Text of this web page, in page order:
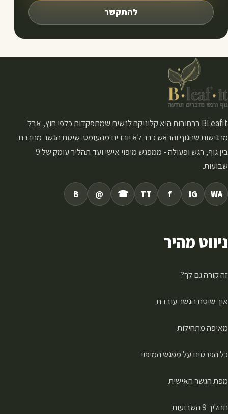
להתקשר
BLeafIt ברחובות היא קליניקה לנשים שמתפקדות כלפי חוץ, אבל
מרגישות שהגוף והראש כבר לא יורדים מהעומס. שיטת הגשר מחברת
בין גוף, רגש ופעולה - ממפגש מיפוי אישי ועד תהליך עומק של 9
שבועות.
WA
IG
f
TT
☎
@
B
ניווט מהיר
זה קורה גם לך?
איך שיטת הגשר עובדת
מאיפה מתחילות
כל הפרטים על מפגש המיפוי
מפת הגשר האישית
תהליך 9 השבועות